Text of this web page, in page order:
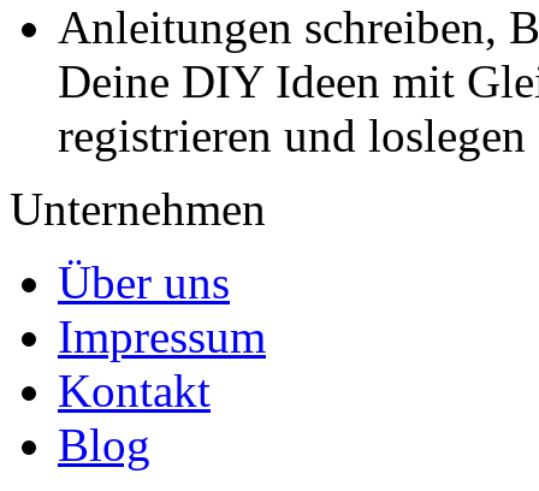
Anleitungen schreiben,
Deine DIY Ideen mit
registrieren und loslegen
Unternehmen
Über uns
Impressum
Kontakt
Blog